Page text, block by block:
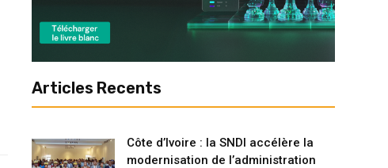
Articles Recents
Côte d’Ivoire : la SNDI accélère la
modernisation de l’administration